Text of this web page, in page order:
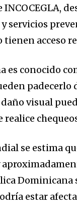
servicios
tienen acceso
es conocido
padecerlo
visual
realice
se estima
Dominicana
estar